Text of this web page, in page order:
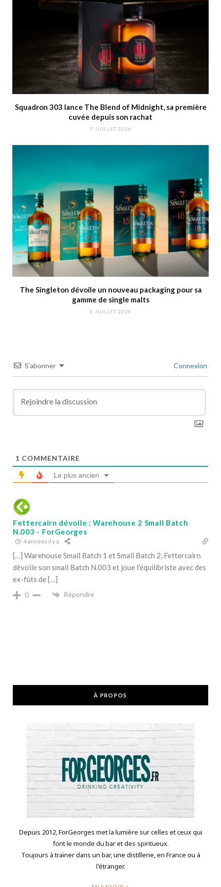
Squadron 303 lance The Blend of Midnight, sa première
cuvée depuis son rachat
7 JUILLET 2026
The Singleton dévoile un nouveau packaging pour sa
gamme de single malts
6 JUILLET 2026
S’abonner Connexion
1 COMMENTAIRE
Le plus ancien
Fettercairn dévoile : Warehouse 2 Small Batch
N.003 - ForGeorges
4 années il y a
[…] Warehouse Small Batch 1 et Small Batch 2, Fettercairn
dévoile son small Batch N.003 et joue l’équilibriste avec des
ex-fûts de […]
0 Répondre
À PROPOS
Depuis 2012, ForGeorges met la lumière sur celles et ceux qui
font le monde du bar et des spiritueux.
Toujours à trainer dans un bar, une distillerie, en France ou à
l'étranger.